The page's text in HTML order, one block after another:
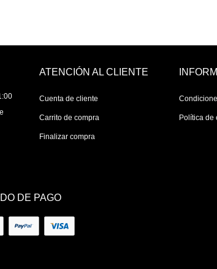
ATENCIÓN AL CLIENTE
Cuenta de cliente
Carrito de compra
Finalizar compra
Política de
DE PAGO